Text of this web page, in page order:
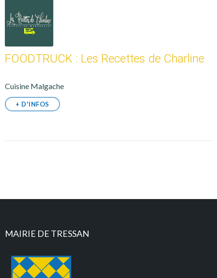
FOODTRUCK : Les Recettes de Charline
Cuisine Malgache
+ D'INFOS
MAIRIE DE TRESSAN